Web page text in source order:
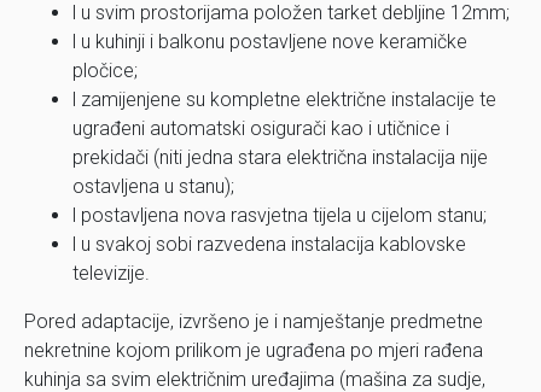
l u svim prostorijama položen tarket debljine 12mm;
l u kuhinji i balkonu postavljene nove keramičke
pločice;
l zamijenjene su kompletne električne instalacije te
ugrađeni automatski osigurači kao i utičnice i
prekidači (niti jedna stara električna instalacija nije
ostavljena u stanu);
l postavljena nova rasvjetna tijela u cijelom stanu;
l u svakoj sobi razvedena instalacija kablovske
televizije.
Pored adaptacije, izvršeno je i namještanje predmetne
nekretnine kojom prilikom je ugrađena po mjeri rađena
kuhinja sa svim električnim uređajima (mašina za sudje,